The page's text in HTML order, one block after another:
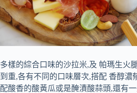
多樣的綜合口味的沙拉米,及 帕瑪生火
到重,各有不同的口味層次,搭配 香醇濃
配酸香的酸黃瓜或是醃漬酸蒜頭,還有